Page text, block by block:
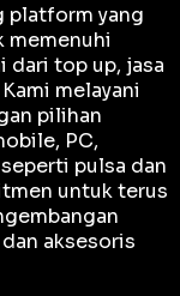
platform yang
memenuhi
dari top up, jasa
melayani
pilihan
PC,
pulsa dan
untuk terus
aksesoris